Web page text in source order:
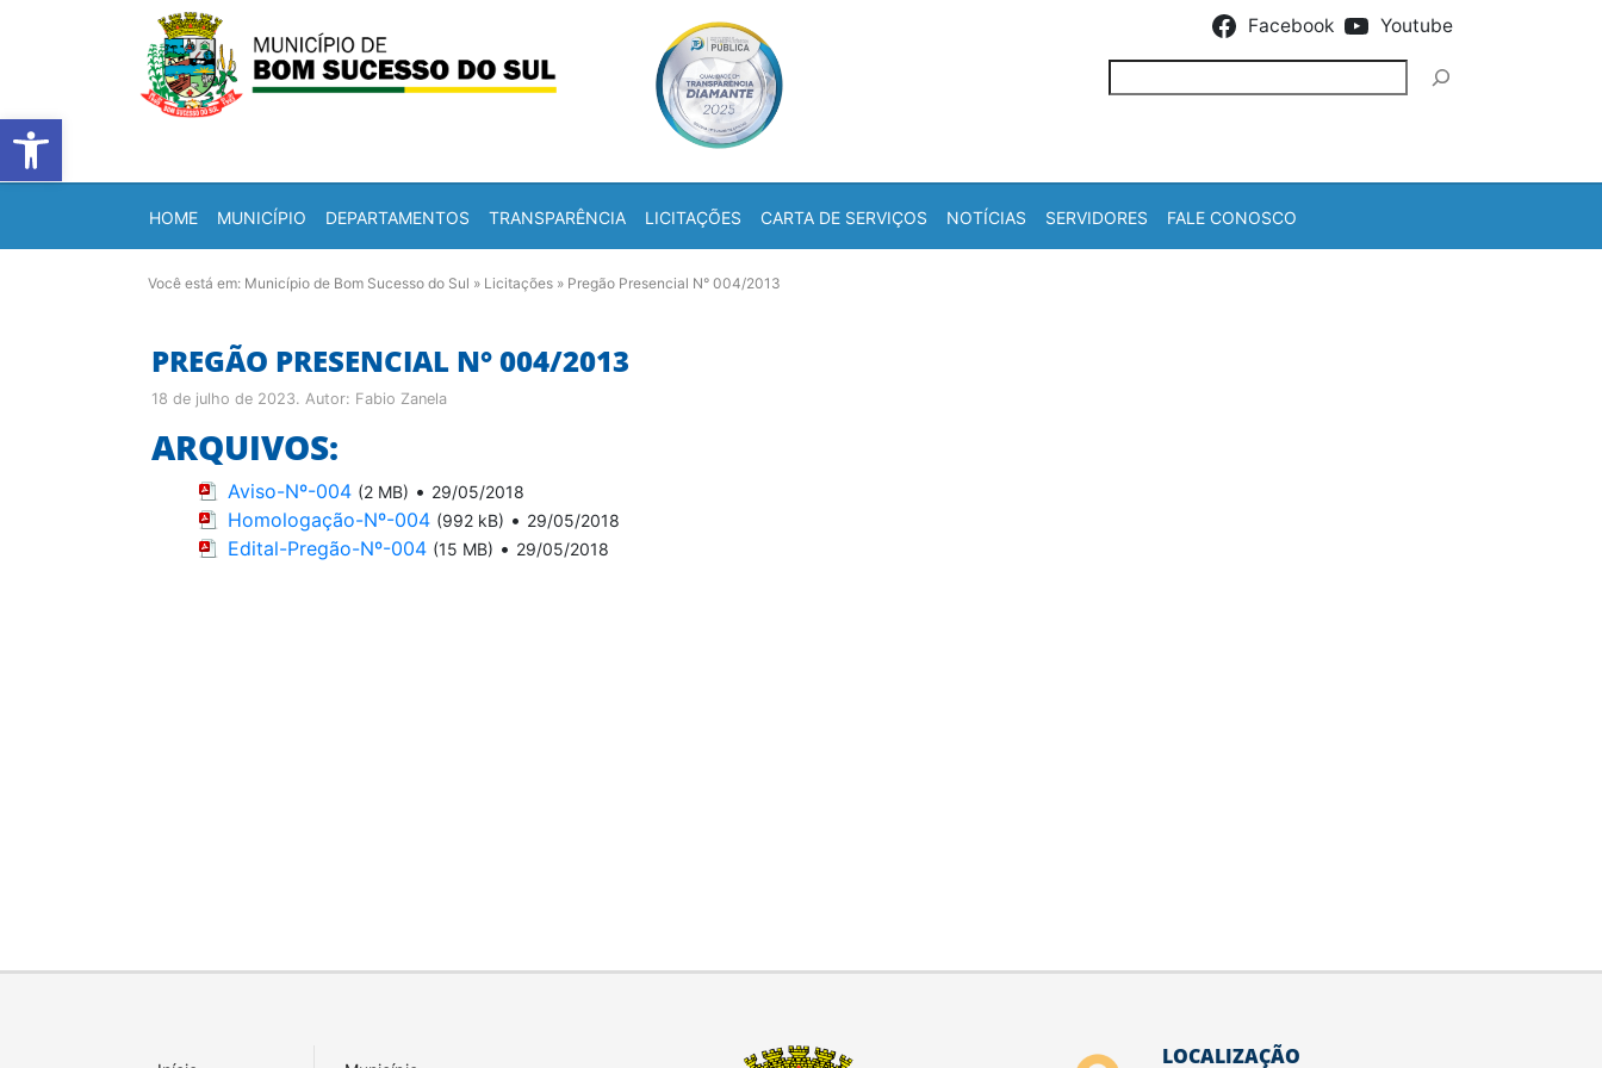
Barra de Ferramentas Aberta
Facebook Youtube
HOME MUNICÍPIO DEPARTAMENTOS TRANSPARÊNCIA LICITAÇÕES CARTA DE SERVIÇOS NOTÍCIAS SERVIDORES FALE CONOSCO
Você está em: Município de Bom Sucesso do Sul » Licitações » Pregão Presencial N° 004/2013
PREGÃO PRESENCIAL N° 004/2013
18 de julho de 2023. Autor: Fabio Zanela
ARQUIVOS:
Aviso-Nº-004 (2 MB) • 29/05/2018
Homologação-Nº-004 (992 kB) • 29/05/2018
Edital-Pregão-Nº-004 (15 MB) • 29/05/2018
LOCALIZAÇÃO